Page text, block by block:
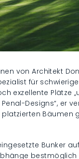
von Architekt
für
exzellente Plätze
Designs“, er
Bäumen
Bunker